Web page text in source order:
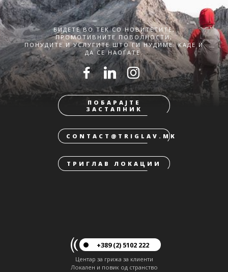
БИДЕТЕ ВО ТЕК СО НОВИТЕТИТЕ,
ПРОМОТИВНИТЕ ПОВОЛНОСТИ,
ПОНУДИТЕ И УСЛУГИТЕ ШТО ГИ НУДИМЕ. КАДЕ И
ДА СЕ НАОЃАТЕ.
ПОБАРАЈТЕ
ЗАСТАПНИК
CONTACT@TRIGLAV.MK
ТРИГЛАВ ЛОКАЦИИ
+389 (2) 5102 222
Центар за грижа за клиенти
Локален и повик од странство